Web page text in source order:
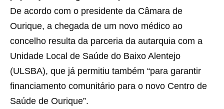
De acordo com o presidente da Câmara de
Ourique, a chegada de um novo médico ao
concelho resulta da parceria da autarquia com a
Unidade Local de Saúde do Baixo Alentejo
(ULSBA), que já permitiu também “para garantir
financiamento comunitário para o novo Centro de
Saúde de Ourique”.